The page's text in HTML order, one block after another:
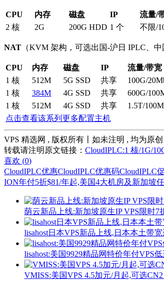
CPU 内存 磁盘 IP 流量/
2 核
2G 200G HDD 1 个 不限/
NAT （KVM 架构，可选出国-沪日 IPLC、
CPU 内存 磁盘 IP 流量/带宽
1 核
512M 5G SSD 共享 100G/
1 核
384M 4G SSD 共享 600G/
1 核
512M 4G SSD 共享 1.5T/
点击查看该系列更多配置主机
VPS 精选网 , 版权所有丨如未注明 , 均为原创
转载请注明原文链接： CloudIPLC:1 核/1G/
喜欢 (0)
CloudIPLC优惠CloudIPLC优惠码CloudIPLC
ION年付5折$81/年起,美国4大机房及新加坡
荫云新品上线:新加坡原生IP VPS限时7
lisahost日本VPS新品上线,日本本土带
lisahost:美国9929精品网特价年付VPS
VMISS:美国VPS 4.5加元/月起,可选